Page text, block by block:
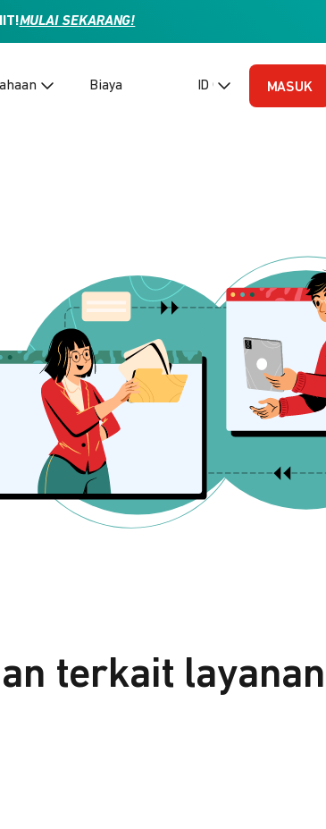
MULAI SEKARANG!
Biaya ID (Bahasa Indonesia)
MASUK
terkait layanan